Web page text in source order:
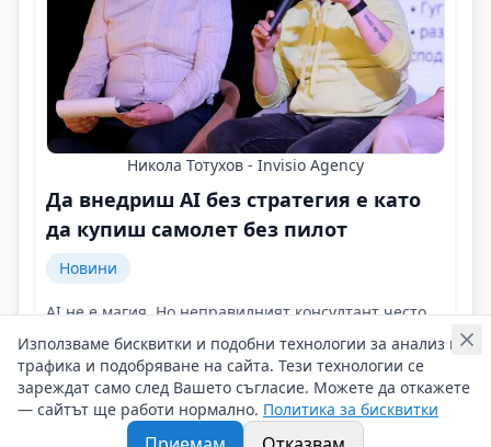
Никола Тотухов - Invisio Agency
Да внедриш AI без стратегия е като
да купиш самолет без пилот
Новини
AI не е магия. Но неправилният консултант често
обещава точно това!
Контакти на Никола Тотухов - Invisio Agency
06/07/2026 г/
#Никола_Тотухов#Invisio_Agency#AI_Optimization_Tools
Използваме бисквитки и подобни технологии за анализ на
трафика и подобряване на сайта. Тези технологии се
зареждат само след Вашето съгласие. Можете да откажете
— сайтът ще работи нормално. Политика за бисквитки